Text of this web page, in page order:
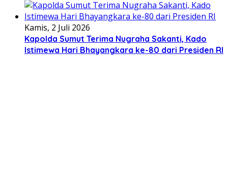
Kamis, 2 Juli 2026
Kapolda Sumut Terima Nugraha Sakanti, Kado
Istimewa Hari Bhayangkara ke-80 dari Presiden RI